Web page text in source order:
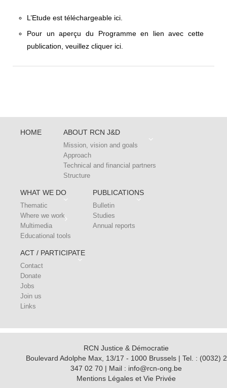
L’Etude est téléchargeable ici.
Pour un aperçu du Programme en lien avec cette
publication, veuillez cliquer ici.
HOME ABOUT RCN J&D
Mission, vision and goals
Approach
Technical and financial partners
Structure
WHAT WE DO
Thematic
Where we work
Multimedia
Educational tools
PUBLICATIONS
Bulletin
Studies
Annual reports
ACT / PARTICIPATE
Contact
Donate
Jobs
Join us
Links
RCN Justice & Démocratie
Boulevard Adolphe Max, 13/17 - 1000 Brussels | Tel. : (0032) 2
347 02 70 | Mail : info@rcn-ong.be
Mentions Légales et Vie Privée